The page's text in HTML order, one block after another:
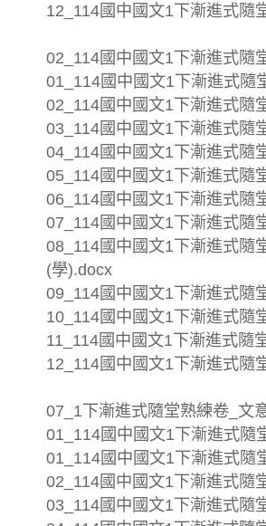
12_114國中國文1下漸進式隨
02_114國中國文1下漸進式隨
01_114國中國文1下漸進式隨
02_114國中國文1下漸進式隨
03_114國中國文1下漸進式隨
04_114國中國文1下漸進式隨
05_114國中國文1下漸進式隨
06_114國中國文1下漸進式隨
07_114國中國文1下漸進式隨
08_114國中國文1下漸進式隨
(學).docx
09_114國中國文1下漸進式隨
10_114國中國文1下漸進式隨
11_114國中國文1下漸進式隨
12_114國中國文1下漸進式隨
07_1下漸進式隨堂熟練卷_文
01_114國中國文1下漸進式隨
01_114國中國文1下漸進式隨
02_114國中國文1下漸進式隨
03_114國中國文1下漸進式隨